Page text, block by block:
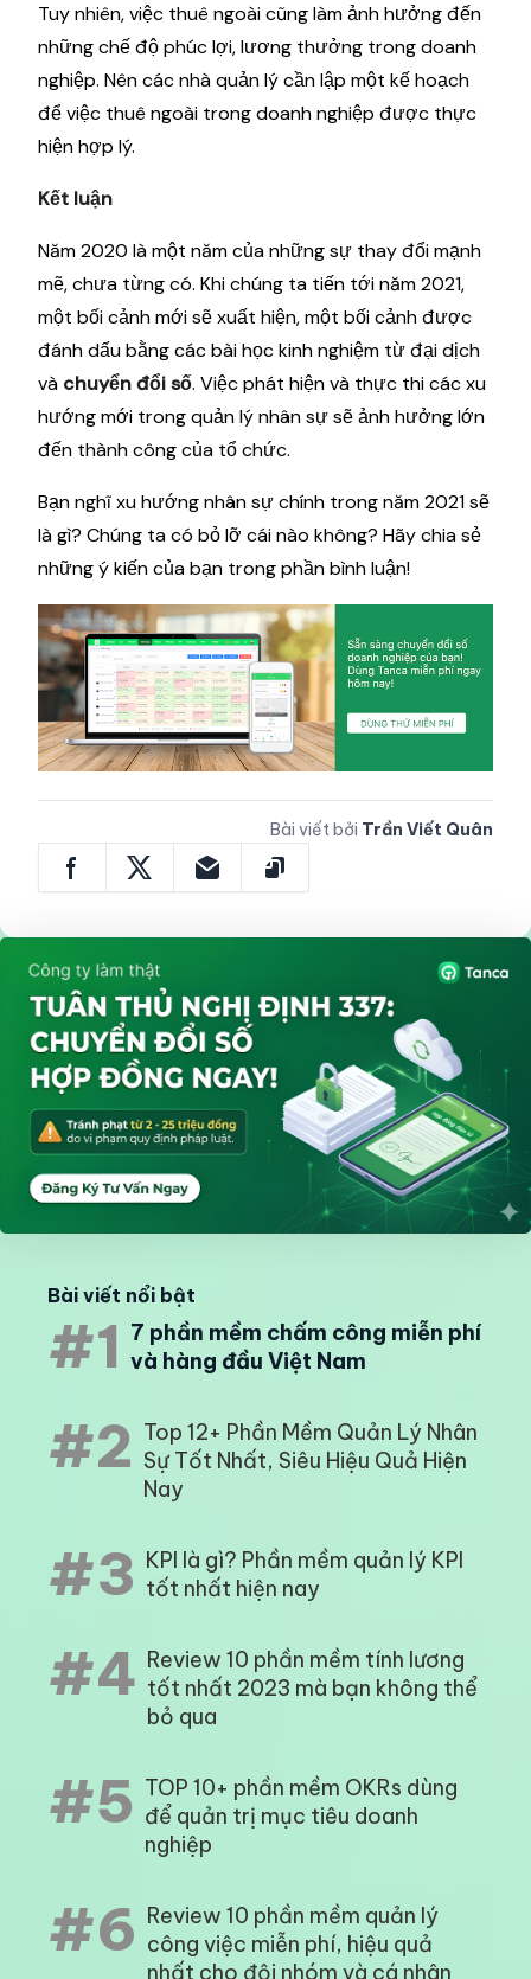
Tuy nhiên, việc thuê ngoài cũng làm ảnh hưởng đến
những chế độ phúc lợi, lương thưởng trong doanh
nghiệp. Nên các nhà quản lý cần lập một kế hoạch
để việc thuê ngoài trong doanh nghiệp được thực
hiện hợp lý.
Kết luận
Năm 2020 là một năm của những sự thay đổi mạnh
mẽ, chưa từng có. Khi chúng ta tiến tới năm 2021,
một bối cảnh mới sẽ xuất hiện, một bối cảnh được
đánh dấu bằng các bài học kinh nghiệm từ đại dịch
và chuyển đổi số. Việc phát hiện và thực thi các xu
hướng mới trong quản lý nhân sự sẽ ảnh hưởng lớn
đến thành công của tổ chức.
Bạn nghĩ xu hướng nhân sự chính trong năm 2021 sẽ
là gì? Chúng ta có bỏ lỡ cái nào không? Hãy chia sẻ
những ý kiến của bạn trong phần bình luận!
Bài viết bởi Trần Viết Quân
Bài viết nổi bật
#1 7 phần mềm chấm công miễn phí
và hàng đầu Việt Nam
#2 Top 12+ Phần Mềm Quản Lý Nhân
Sự Tốt Nhất, Siêu Hiệu Quả Hiện
Nay
#3 KPI là gì? Phần mềm quản lý KPI
tốt nhất hiện nay
#4 Review 10 phần mềm tính lương
tốt nhất 2023 mà bạn không thể
bỏ qua
#5 TOP 10+ phần mềm OKRs dùng
để quản trị mục tiêu doanh
nghiệp
#6 Review 10 phần mềm quản lý
công việc miễn phí, hiệu quả
nhất cho đội nhóm và cá nhân